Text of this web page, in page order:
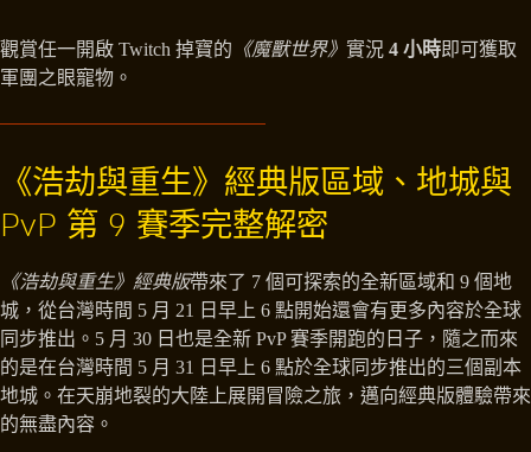
觀賞任一開啟 Twitch 掉寶的 《魔獸世界》 實況 4 小時即可獲取
軍團之眼寵物。
《浩劫與重生》經典版區域、地城與
PvP 第 9 賽季完整解密
《浩劫與重生》經典版帶來了 7 個可探索的全新區域和 9 個地
城，從台灣時間 5 月 21 日早上 6 點開始還會有更多內容於全球
同步推出。5 月 30 日也是全新 PvP 賽季開跑的日子，隨之而來
的是在台灣時間 5 月 31 日早上 6 點於全球同步推出的三個副本
地城。在天崩地裂的大陸上展開冒險之旅，邁向經典版體驗帶來
的無盡內容。